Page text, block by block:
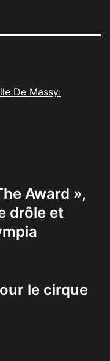
De Massy:
Award »,
drôle et
le cirque